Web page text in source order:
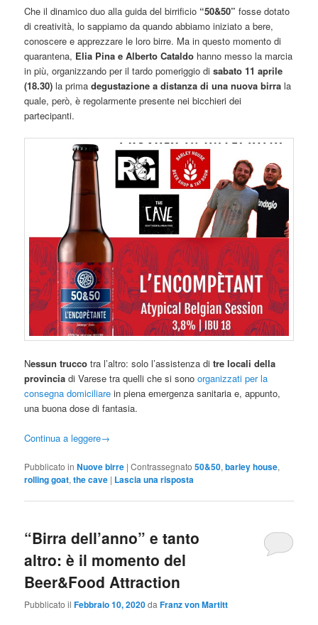
Che il dinamico duo alla guida del birrificio “50&50” fosse dotato
di creatività, lo sappiamo da quando abbiamo iniziato a bere,
conoscere e apprezzare le loro birre. Ma in questo momento di
quarantena, Elia Pina e Alberto Cataldo hanno messo la marcia
in più, organizzando per il tardo pomeriggio disabato 11 aprile
(18.30) la primadegustazione a distanza di una nuova birra la
quale, però, è regolarmente presente nei bicchieri dei
partecipanti.
Nessun trucco tra l’altro: solo l’assistenza ditre locali della
provincia di Varese tra quelli che si sonoorganizzati per la
consegna domiciliare in piena emergenza sanitaria e, appunto,
una buona dose di fantasia.
Continua a leggere→
Pubblicato in Nuove birre |Contrassegnato 50&50,barley house,
rolling goat,the cave | Lascia una risposta
“Birra dell’anno” e tanto
altro: è il momento del
Beer&Food Attraction
Pubblicato ilFebbraio 10, 2020daFranz von Martitt